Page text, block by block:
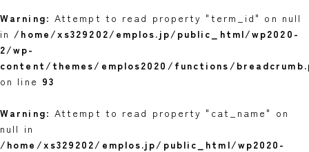
Warning: Attempt to read property "term_id" on null
in /home/xs329202/emplos.jp/public_html/wp2020-
2/wp-
content/themes/emplos2020/functions/
on line 93
Warning: Attempt to read property "cat_name" on
null in
/home/xs329202/emplos.jp/public_html/wp2020-